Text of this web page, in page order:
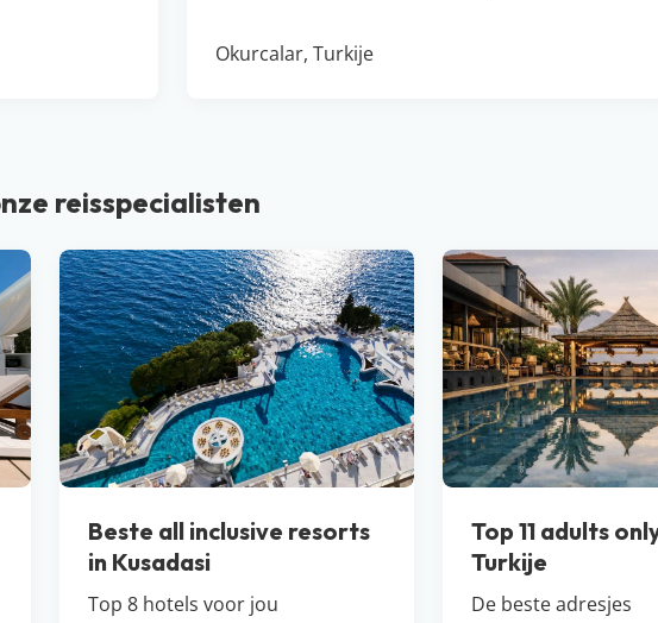
Okurcalar, Turkije
reisspecialisten
Beste all inclusive resorts
in Kusadasi
Top 8 hotels voor jou
Top 11 adults
Turkije
De beste adresjes